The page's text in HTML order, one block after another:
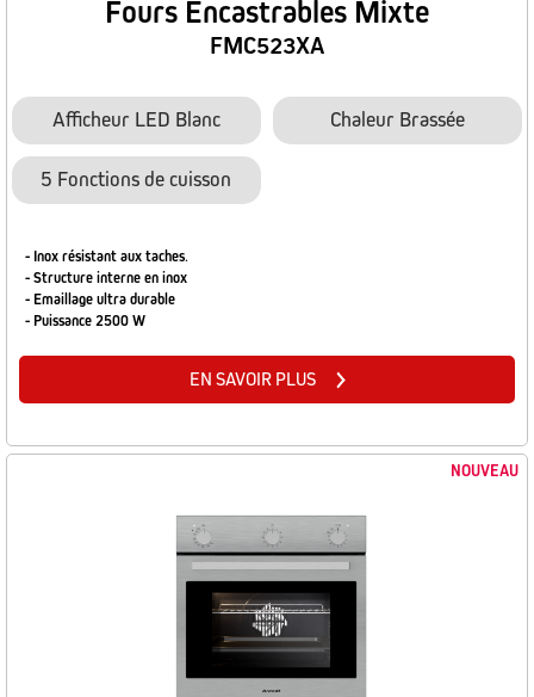
Fours Encastrables Mixte
FMC523XA
Afficheur LED Blanc Chaleur Brassée
5 Fonctions de cuisson
- Inox résistant aux taches.
- Structure interne en inox
- Emaillage ultra durable
- Puissance 2500 W
EN SAVOIR PLUS
NOUVEAU